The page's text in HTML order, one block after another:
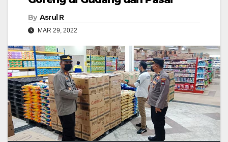
By Asrul R
MAR 29, 2022